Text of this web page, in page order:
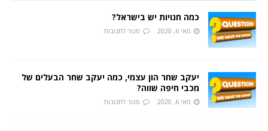
כמה חנויות יש בישראל?
מאי 6, 2020 סגור לתגובות
יעקב שחר הון עצמי, כמה יעקב שחר הבעלים של
מכבי חיפה שווה?
מאי 6, 2020 סגור לתגובות